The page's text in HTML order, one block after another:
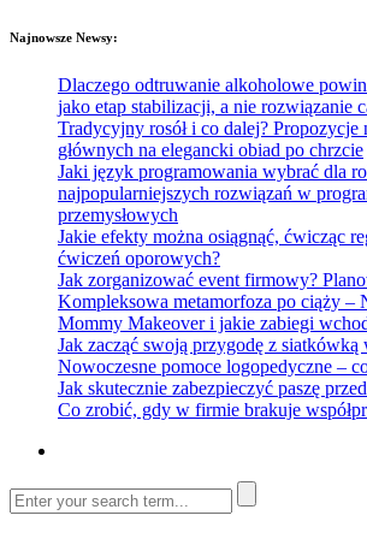
Najnowsze Newsy:
Dlaczego odtruwanie alkoholowe
jako etap stabilizacji, a nie rozwiązanie
Tradycyjny rosół i co dalej? Propozycje
głównych na elegancki obiad po chrzcie
Jaki język programowania wybrać dla
najpopularniejszych rozwiązań w
przemysłowych
Jakie efekty można osiągnąć, ćwicząc
ćwiczeń oporowych?
Jak zorganizować event firmowy?
Kompleksowa metamorfoza po ciąży –
Mommy Makeover i jakie zabiegi
Jak zacząć swoją przygodę z siatkówką
Nowoczesne pomoce logopedyczne –
Jak skutecznie zabezpieczyć paszę
Co zrobić, gdy w firmie brakuje